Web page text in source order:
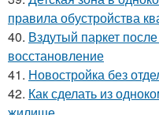
правила обустройства
40. Вздутый паркет
восстановление
41. Новостройка без
42. Как сделать из